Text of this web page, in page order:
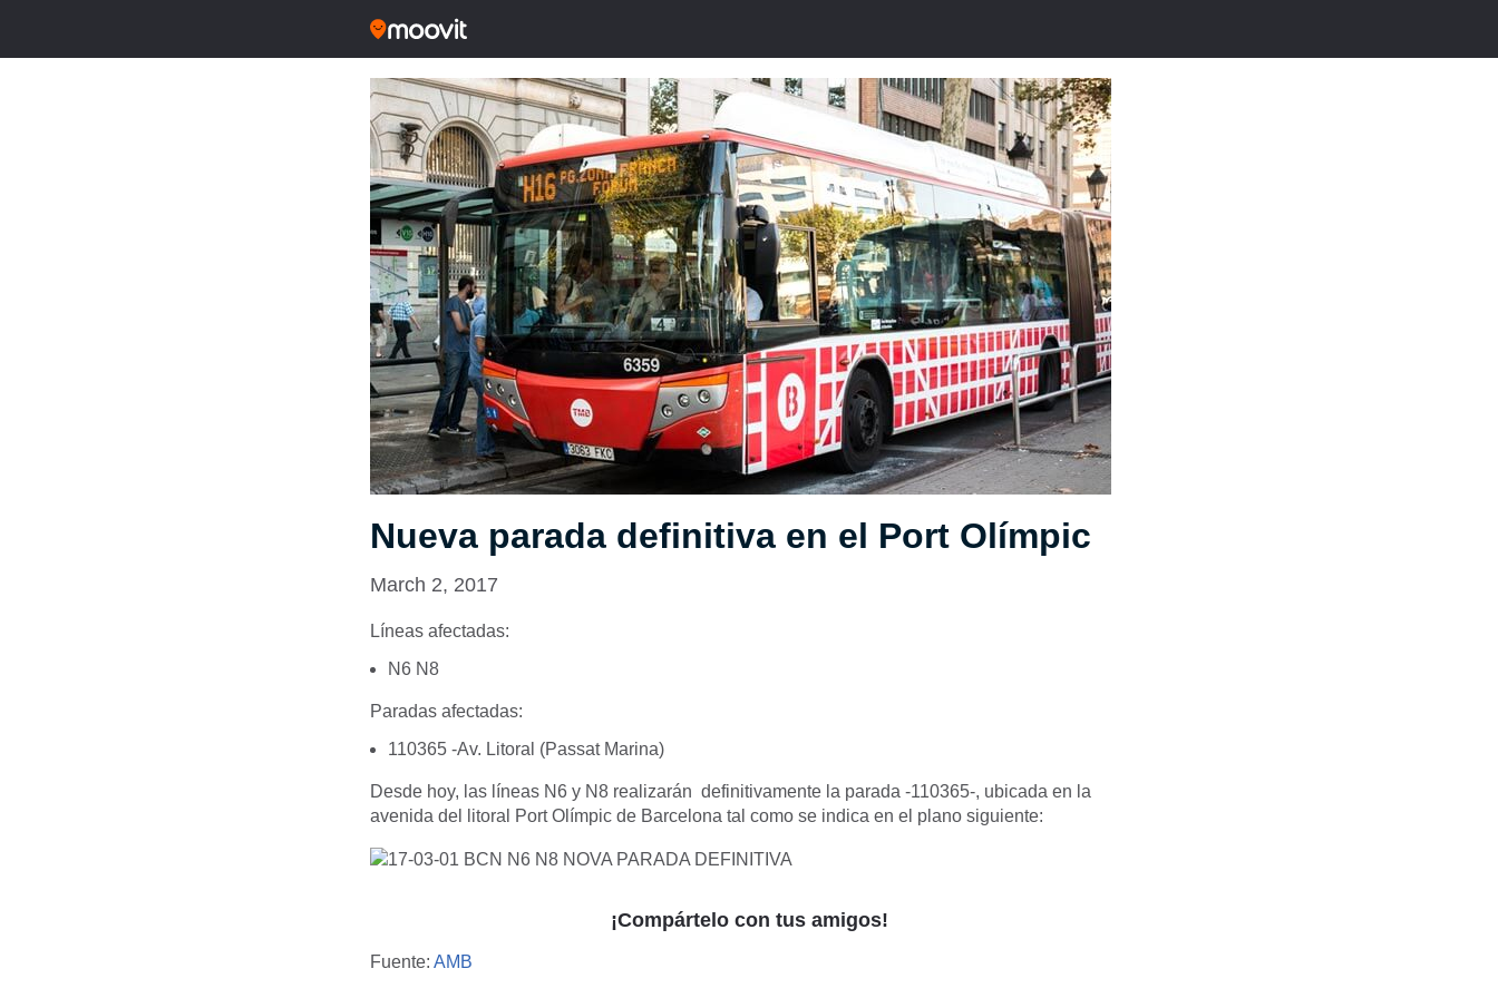
Nueva parada definitiva en el Port Olímpic
March 2, 2017
Líneas afectadas:
N6 N8
Paradas afectadas:
110365 -Av. Litoral (Passat Marina)
Desde hoy, las líneas N6 y N8 realizarán definitivamente la parada -110365-, ubicada en la
avenida del litoral Port Olímpic de Barcelona tal como se indica en el plano siguiente:
¡Compártelo con tus amigos!
Fuente: AMB